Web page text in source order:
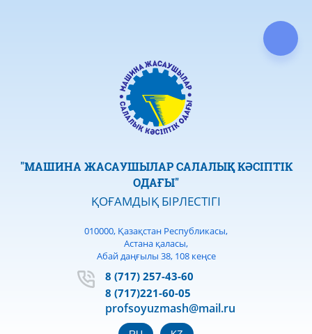
"МАШИНА ЖАСАУШЫЛАР САЛАЛЫҚ КӘСІПТІК
ОДАҒЫ"
ҚОҒАМДЫҚ БІРЛЕСТІГІ
8 (717) 257-43-60
8 (717)221-60-05
profsoyuzmash@mail.ru
010000, Қазақстан Республикасы,
Астана қаласы,
Абай даңғылы 38, 108 кеңсе